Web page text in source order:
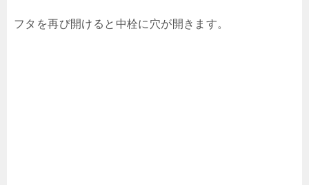
フタを再び開けると中栓に穴が開きます。